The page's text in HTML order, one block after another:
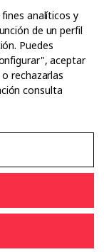
analíticos y
de un perfil
Puedes
aceptar
rechazarlas
consulta